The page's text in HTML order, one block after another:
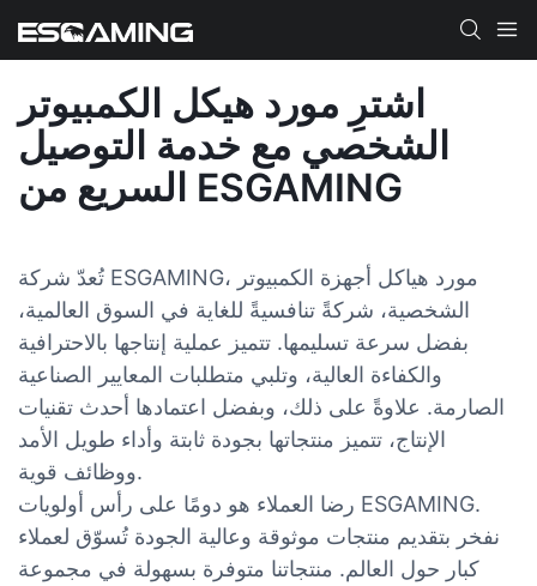
اشترِ مورد هيكل الكمبيوتر
الشخصي مع خدمة التوصيل
السريع من ESGAMING
تُعدّ شركة ESGAMING، مورد هياكل أجهزة الكمبيوتر
الشخصية، شركةً تنافسيةً للغاية في السوق العالمية،
بفضل سرعة تسليمها. تتميز عملية إنتاجها بالاحترافية
والكفاءة العالية، وتلبي متطلبات المعايير الصناعية
الصارمة. علاوةً على ذلك، وبفضل اعتمادها أحدث تقنيات
الإنتاج، تتميز منتجاتها بجودة ثابتة وأداء طويل الأمد
ووظائف قوية.
رضا العملاء هو دومًا على رأس أولويات ESGAMING.
نفخر بتقديم منتجات موثوقة وعالية الجودة تُسوّق لعملاء
كبار حول العالم. منتجاتنا متوفرة بسهولة في مجموعة